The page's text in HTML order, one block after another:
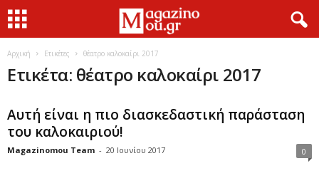
Αρχική Ετικέτες θέατρο καλοκαίρι 2017
Ετικέτα: θέατρο καλοκαίρι 2017
Αυτή είναι η πιο διασκεδαστική παράσταση
του καλοκαιριού!
Magazinomou Team - 20 Ιουνίου 2017 0